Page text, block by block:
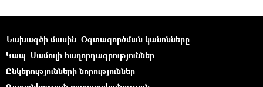
Նախագծի մասին Օգտագործման կանոնները
Կապ Մամուլի հաղորդագրություններ
Ընկերությունների նորություններ